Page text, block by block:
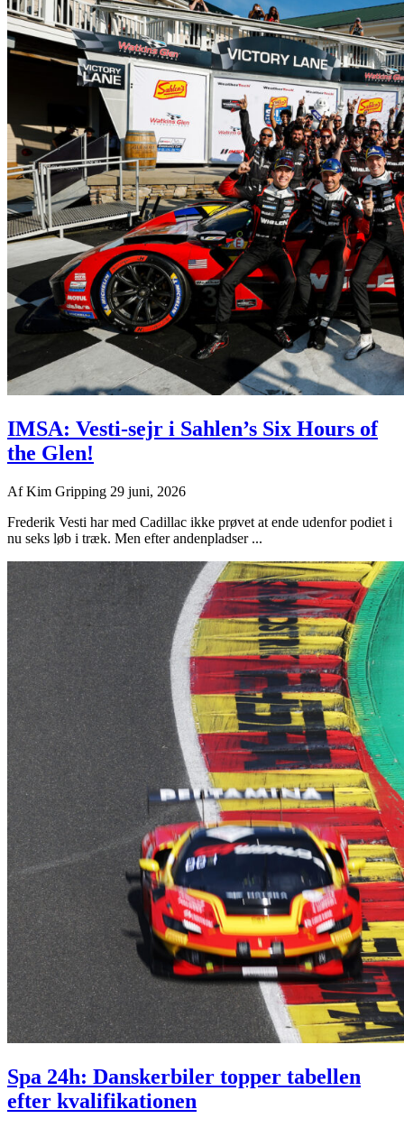
IMSA: Vesti-sejr i Sahlen’s Six Hours of
the Glen!
AfKim Gripping 29 juni, 2026
Frederik Vesti har med Cadillac ikke prøvet at ende udenfor podiet i
nu seks løb i træk. Men efter andenpladser ...
Spa 24h: Danskerbiler topper tabellen
efter kvalifikationen